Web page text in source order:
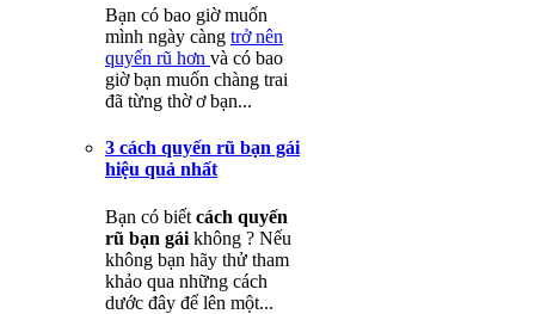
Bạn có bao giờ muốn
mình ngày càng trở nên
quyến rũ hơn và có bao
giờ bạn muốn chàng trai
đã từng thờ ơ bạn...
3 cách quyến rũ bạn gái
hiệu quả nhất
Bạn có biết cách quyến
rũ bạn gái không ? Nếu
không bạn hãy thử tham
khảo qua những cách
dước đây để lên một...